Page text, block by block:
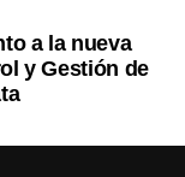
a la nueva
y Gestión de